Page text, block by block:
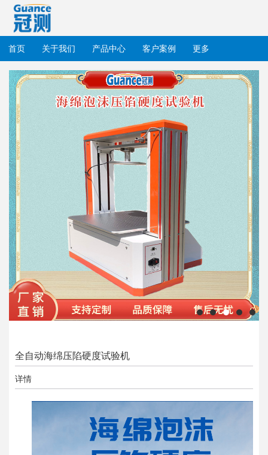
首页 关于我们 产品中心 客户案例 更多
全自动海绵压陷硬度试验机
详情